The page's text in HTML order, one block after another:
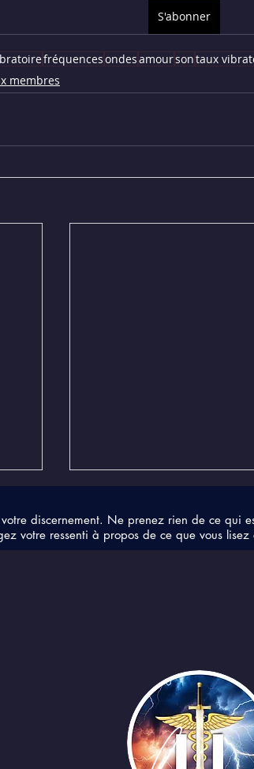
S'abonner
fréquencesondesamoursontaux
membres
votre discernement. Ne prenez rien de ce qui
votre ressenti à propos de ce que vous